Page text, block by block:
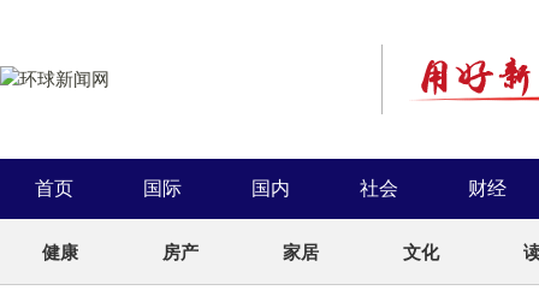
首页 国际 国内 社会 财经
健康 房产 家居 文化